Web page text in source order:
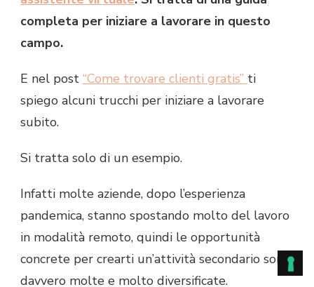
completa per iniziare a lavorare in questo
campo.
E nel post “Come trovare clienti gratis” ti
spiego alcuni trucchi per iniziare a lavorare
subito.
Si tratta solo di un esempio.
Infatti molte aziende, dopo l’esperienza
pandemica, stanno spostando molto del lavoro
in modalità remoto, quindi le opportunità
concrete per crearti un’attività secondario sono
davvero molte e molto diversificate.